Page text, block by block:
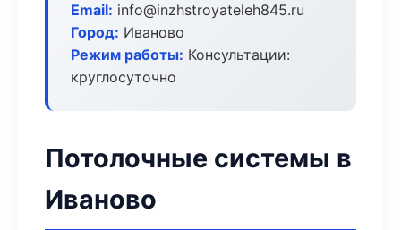
Email: info@inzhstroyateleh845.ru
Город: Иваново
Режим работы: Консультации:
круглосуточно
Потолочные системы в
Иваново